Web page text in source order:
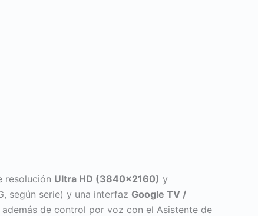
resolución Ultra HD (3840×2160) y
según serie) y una interfaz Google TV /
de control por voz con el Asistente de